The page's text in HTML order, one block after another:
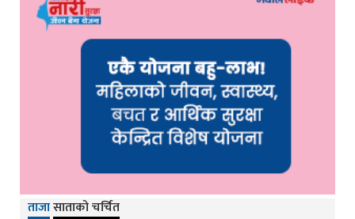
ताजासाताको चर्चित